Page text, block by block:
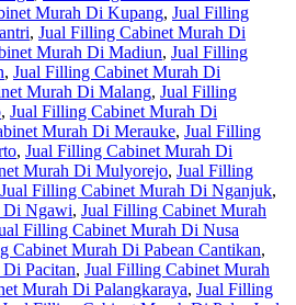
Murah Di Kupang, Jual Filling
, Jual Filling Cabinet Murah Di
Murah Di Madiun, Jual Filling
, Jual Filling Cabinet Murah Di
Murah Di Malang, Jual Filling
, Jual Filling Cabinet Murah Di
Murah Di Merauke, Jual Filling
, Jual Filling Cabinet Murah Di
Murah Di Mulyorejo, Jual Filling
Jual Filling Cabinet Murah Di Nganjuk,
Di Ngawi, Jual Filling Cabinet Murah
Filling Cabinet Murah Di Nusa
Cabinet Murah Di Pabean Cantikan,
Pacitan, Jual Filling Cabinet Murah
Murah Di Palangkaraya, Jual Filling